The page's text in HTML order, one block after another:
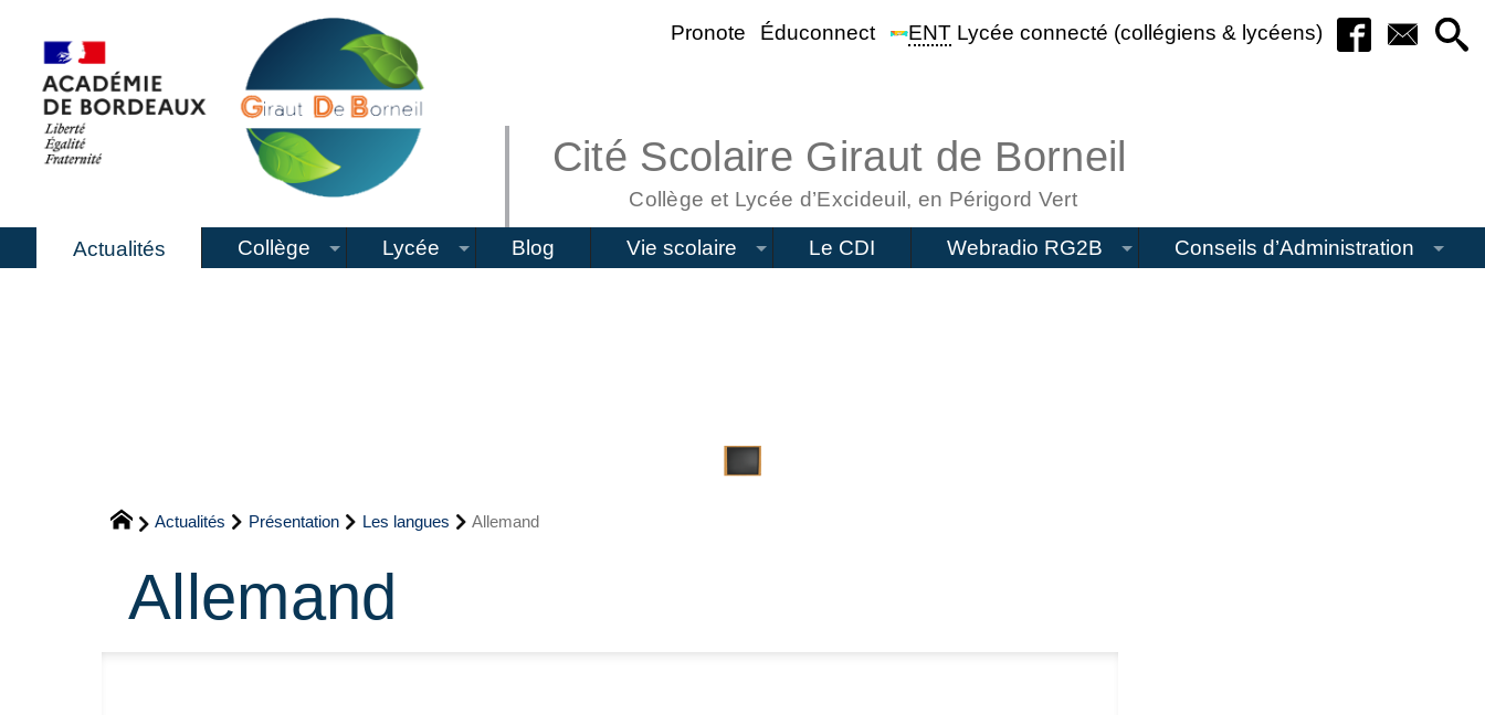
Pronote Éduconnect ENTLycée connecté (collégiens & lycéens)
Cité Scolaire Giraut de Borneil
Collège et Lycée d’Excideuil, en Périgord Vert
Actualités Collège Lycée Blog Vie scolaire Le CDI Webradio RG2B Conseils d’Administration
Actualités Présentation Les langues Allemand
Allemand